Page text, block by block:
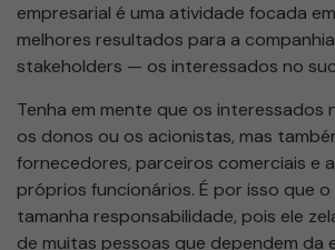
empresarial é uma atividade focada
melhores resultados para a
stakeholders — os interessados no
Tenha em mente que os interessados
os donos ou os acionistas, mas
fornecedores, parceiros comerciais e
próprios funcionários. É por isso que
tamanha responsabilidade, pois ele
de muitas pessoas que dependem da